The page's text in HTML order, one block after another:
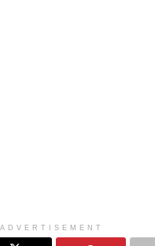
ADVERTISEMENT